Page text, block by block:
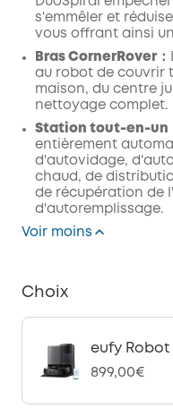
s'emmêler et
vous offrant ainsi
Bras CornerRover
au robot de couvrir
maison, du centre
nettoyage complet.
Station tout-en-un
entièrement
d'autovidage,
chaud, de
de récupération de
d'autoremplissage.
Voir moins
Choix
eufy Robot
899,00€